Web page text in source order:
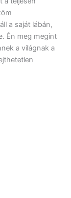
a saját lábán,
Én meg megint
a világnak a